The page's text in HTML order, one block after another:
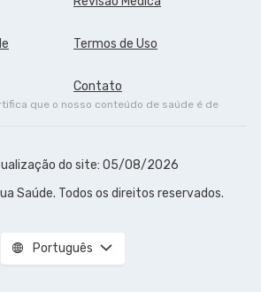
Termos de Uso
Contato
que o nosso conteúdo de saúde é de
do site: 05/08/2026
Saúde. Todos os direitos reservados.
Português